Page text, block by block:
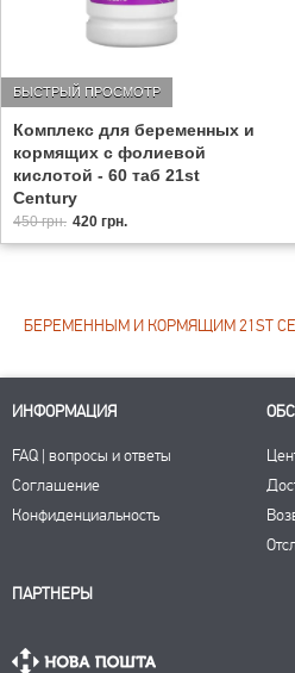
Комплекс для беременных и
кормящих с фолиевой
кислотой - 60 таб 21st
Century
БЫСТРЫЙ ПРОСМОТР
450 грн. 420 грн.
БЕРЕМЕННЫМ И КОРМЯЩИМ 21ST
ИНФОРМАЦИЯ
FAQ | вопросы и ответы
Соглашение
Конфиденциальность
ПАРТНЕРЫ